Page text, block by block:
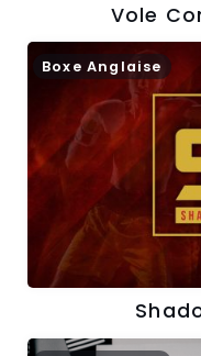
Vole
Boxe Anglaise